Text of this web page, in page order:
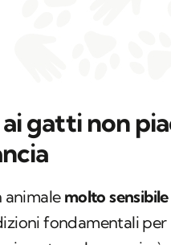
gatti non
animalemolto
fondamentali per